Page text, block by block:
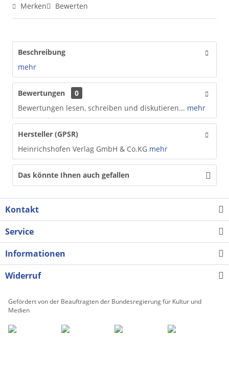
Merken Bewerten
Beschreibung
mehr
Bewertungen
0
Bewertungen lesen, schreiben und diskutieren... mehr
Hersteller (GPSR)
Heinrichshofen Verlag GmbH & Co.KG mehr
Das könnte Ihnen auch gefallen
Kontakt
Service
Informationen
Widerruf
Gefördert von der Beauftragten der Bundesregierung für Kultur und
Medien